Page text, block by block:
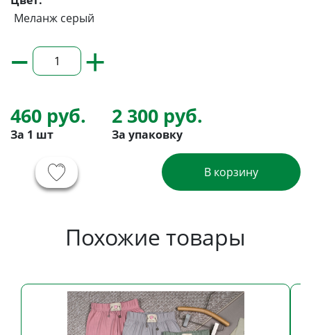
Меланж серый
460 руб.
За 1 шт
2 300 руб.
За упаковку
– +
В корзину
Похожие товары